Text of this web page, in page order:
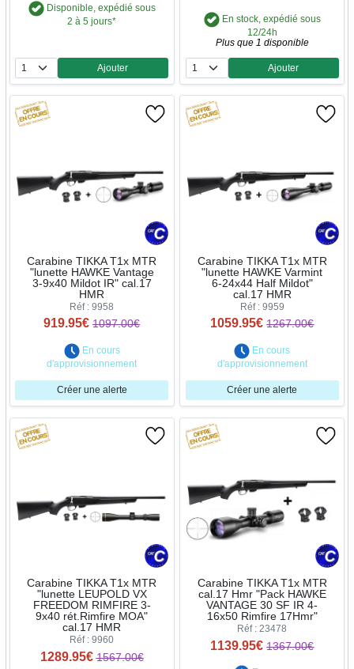
Disponible, expédié sous
2 à 5 jours*
Quantité
Ajouter
En stock, expédié sous
12/24h
Plus que 1 disponible
Quantité
Ajouter
Carabine TIKKA T1x MTR
"lunette HAWKE Vantage
3-9x40 Mildot IR" cal.17
HMR
Réf : 9958
919.95€ 1097.00€
En cours
d'approvisionnement
Créer une alerte
Carabine TIKKA T1x MTR
"lunette HAWKE Varmint
6-24x44 Half Mildot"
cal.17 HMR
Réf : 9959
1059.95€ 1267.00€
En cours
d'approvisionnement
Créer une alerte
Carabine TIKKA T1x MTR
"lunette LEUPOLD VX
FREEDOM RIMFIRE 3-
9x40 rét.Rimfire MOA"
cal.17 HMR
Réf : 9960
1289.95€ 1567.00€
Carabine TIKKA T1x MTR
cal.17 Hmr "Pack HAWKE
VANTAGE 30 SF IR 4-
16x50 Rimfire 17Hmr"
Réf : 23478
1139.95€ 1367.00€